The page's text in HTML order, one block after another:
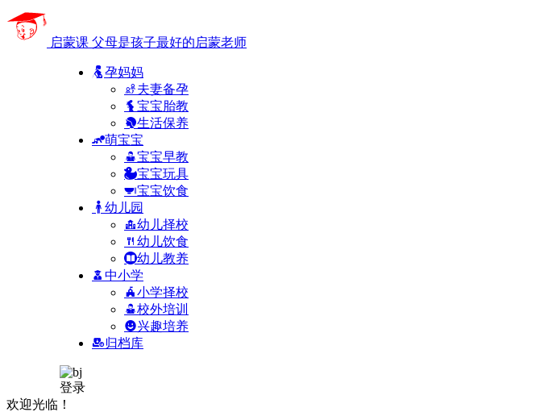
启蒙课 父母是孩子最好的启蒙老师
孕妈妈
夫妻备孕
宝宝胎教
生活保养
萌宝宝
宝宝早教
宝宝玩具
宝宝饮食
幼儿园
幼儿择校
幼儿饮食
幼儿教养
中小学
小学择校
校外培训
兴趣培养
归档库
登录
欢迎光临！